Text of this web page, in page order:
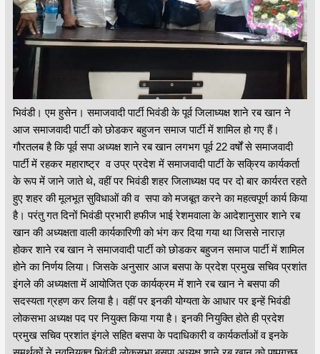
भिवंडी। एम हुसेन। समाजवादी पार्टी भिवंडी के पूर्व जिलाध्यक्ष शाने रब खान ने
आज समाजवादी पार्टी को छोडकर बहुजन समाज पार्टी में शामिल हो गए हैं।
गौरतलब है कि पूर्व सपा अध्यक्ष शाने रब खान लगभग पूर्व 22 वर्षों से समाजवादी
पार्टी में रहकर महाराष्ट्र व उप्र प्रदेश में समाजवादी पार्टी के सक्रिय कार्यकर्ता
के रूप में जाने जाते थे, वहीं पर भिवंडी शहर जिलाध्यक्ष पद पर दो बार कार्यरत रहते
हुए शहर की मूलभूत सुविधाओं की व सपा को मजबूत करने का महत्वपूर्ण कार्य किया
है। परंतु गत दिनों भिवंडी प्रभारी हफीज भाई रेशमवाला के आदेशानुसार शाने रब
खान की अध्यक्षता वाली कार्यकारिणी को भंग कर दिया गया था जिससे नाराज़
होकर शाने रब खान ने समाजवादी पार्टी को छोडकर बहुजन समाज पार्टी में शामिल
होने का निर्णय लिया। जिसके अनुसार आज बसपा के प्रदेश प्रमुख सचिव प्रशांत
इंगले की अध्यक्षता में आयोजित एक कार्यक्रम में शाने रब खान ने बसपा की
सदस्यता ग्रहण कर लिया है। वहीं पर इनकी योग्यता के आधार पर इन्हें भिवंडी
लोकसभा अध्यक्ष पद पर नियुक्त किया गया है। इनकी नियुक्ति होते ही प्रदेश
प्रमुख सचिव प्रशांत इंगले सहित बसपा के पदाधिकारी व कार्यकर्ताओं व इनके